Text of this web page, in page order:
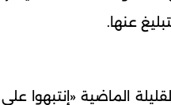
عنها.
الماضية «إنتبهوا على